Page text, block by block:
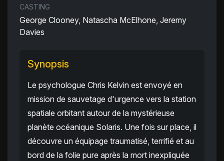
CASTING
George Clooney, Natascha McElhone, Jeremy
Davies
Synopsis
Le psychologue Chris Kelvin est envoyé en
mission de sauvetage d'urgence vers la station
spatiale orbitant autour de la mystérieuse
planète océanique Solaris. Une fois sur place, il
découvre un équipage traumatisé, terrifié et au
bord de la folie pure après la mort inexpliquée